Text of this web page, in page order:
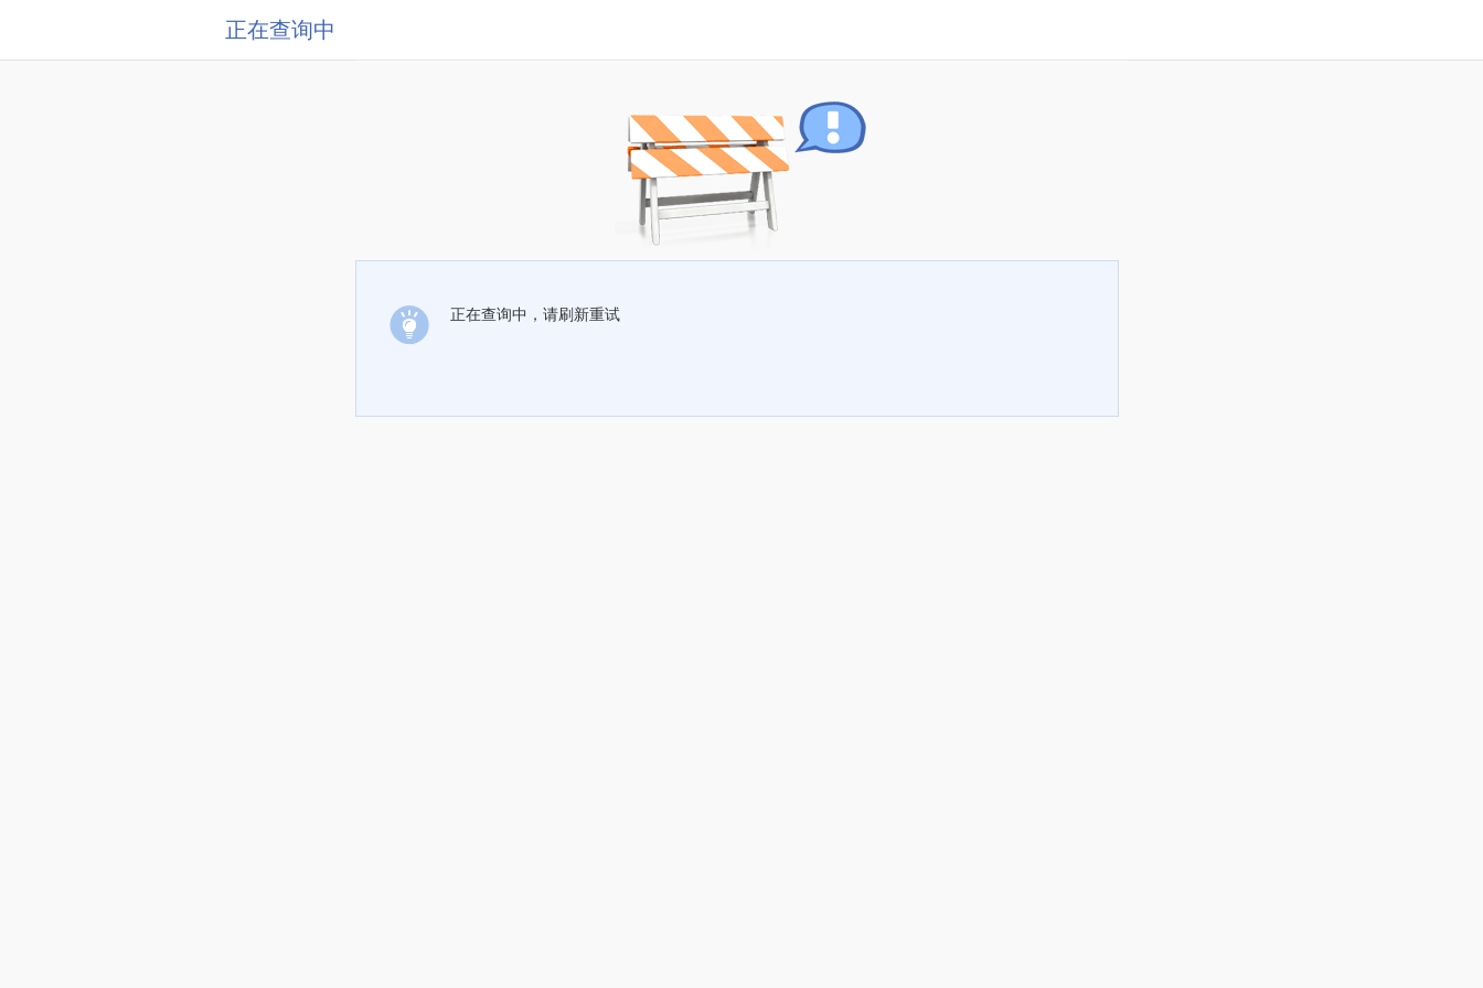
正在查询中
正在查询中，请刷新重试